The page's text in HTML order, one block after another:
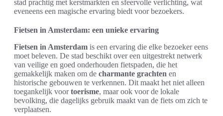
stad prachtig met kerstmarkten en sfeervolle verlichting, wat
eveneens een magische ervaring biedt voor bezoekers.
Fietsen in Amsterdam: een unieke ervaring
Fietsen in Amsterdam is een ervaring die elke bezoeker eens
moet beleven. De stad beschikt over een uitgestrekt netwerk
van veilige en goed onderhouden fietspaden, die het
gemakkelijk maken om de charmante grachten en
historische gebouwen te verkennen. Dit maakt het niet alleen
toegankelijk voortoerisme, maar ook voor de lokale
bevolking, die dagelijks gebruik maakt van de fiets om zich te
verplaatsen.